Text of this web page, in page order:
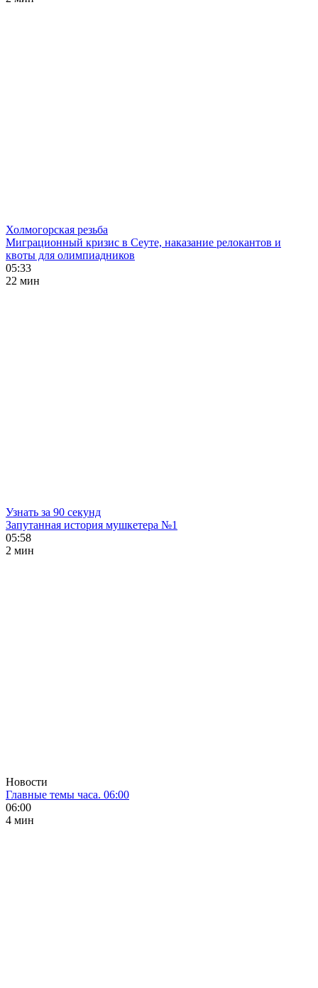
Холмогорская резьба
Миграционный кризис в Сеуте, наказание релокантов и
квоты для олимпиадников
05:33
22 мин
Узнать за 90 секунд
Запутанная история мушкетера №1
05:58
2 мин
Новости
Главные темы часа. 06:00
06:00
4 мин